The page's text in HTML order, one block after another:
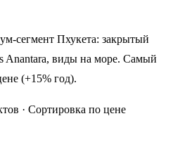
сегмент Пхукета: закрытый
Anantara, виды на море. Самый
(+15% год).
· Сортировка по цене